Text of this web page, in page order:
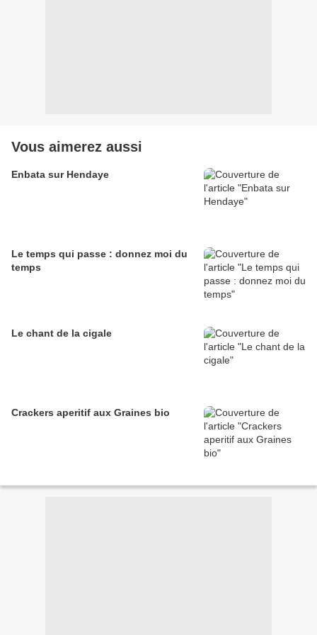
Vous aimerez aussi
Enbata sur Hendaye
Le temps qui passe : donnez moi du
temps
Le chant de la cigale
Crackers aperitif aux Graines bio